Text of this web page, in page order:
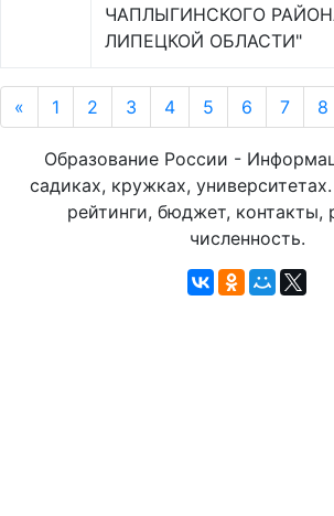
ЧАПЛЫГИНСКОГО
ЛИПЕЦКОЙ ОБЛАСТИ"
« 1 2 3 4 5 6 7 8
Образование России -
садиках, кружках,
рейтинги, бюджет, контакты,
численность.